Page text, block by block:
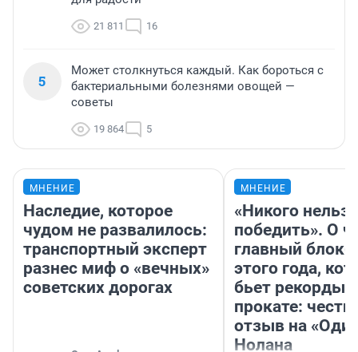
21 811 16
5
Может столкнуться каждый. Как бороться с
бактериальными болезнями овощей —
советы
19 864 5
МНЕНИЕ
Наследие, которое
чудом не развалилось:
транспортный эксперт
разнес миф о «вечных»
советских дорогах
МНЕНИЕ
«Никого нельзя
победить». О
главный
этого года,
бьет рекорды в
прокате:
отзыв на
Нолана